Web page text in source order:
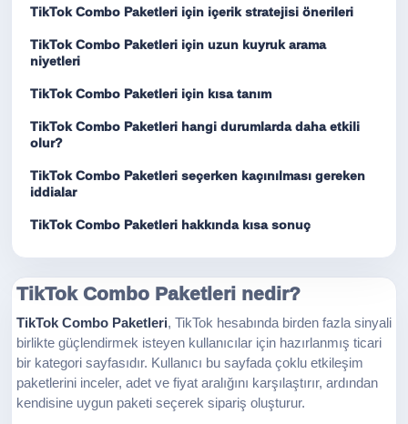
TikTok Combo Paketleri için içerik stratejisi önerileri
TikTok Combo Paketleri için uzun kuyruk arama
niyetleri
TikTok Combo Paketleri için kısa tanım
TikTok Combo Paketleri hangi durumlarda daha etkili
olur?
TikTok Combo Paketleri seçerken kaçınılması gereken
iddialar
TikTok Combo Paketleri hakkında kısa sonuç
TikTok Combo Paketleri nedir?
TikTok Combo Paketleri, TikTok hesabında birden fazla sinyali
birlikte güçlendirmek isteyen kullanıcılar için hazırlanmış ticari
bir kategori sayfasıdır. Kullanıcı bu sayfada çoklu etkileşim
paketlerini inceler, adet ve fiyat aralığını karşılaştırır, ardından
kendisine uygun paketi seçerek sipariş oluşturur.